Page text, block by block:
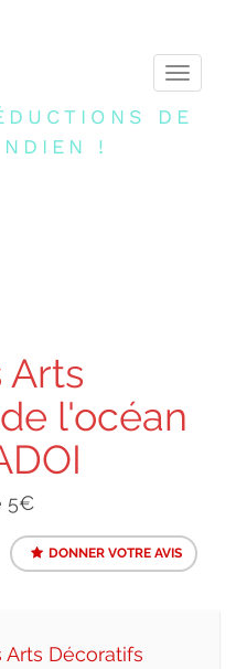
Toggle
DE
!
Arts
l'océan
5€
DONNER VOTRE AVIS
Décoratifs